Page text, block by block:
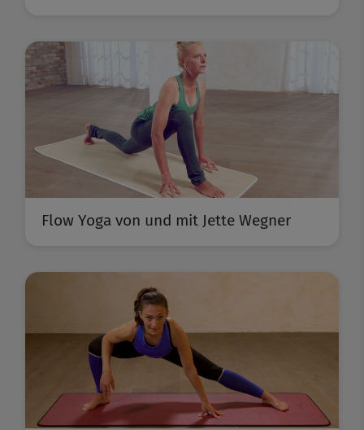
Flow Yoga von und mit Jette Wegner